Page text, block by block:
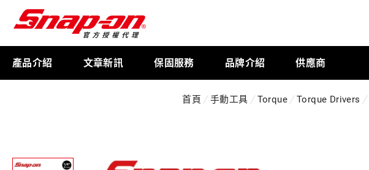
產品介紹
扭力扳手
文章新訊 保固服務 品牌介紹 供應商
首頁 手動工具 Torque Torque Drivers